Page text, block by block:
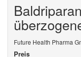
Future Health Pharma
Preis